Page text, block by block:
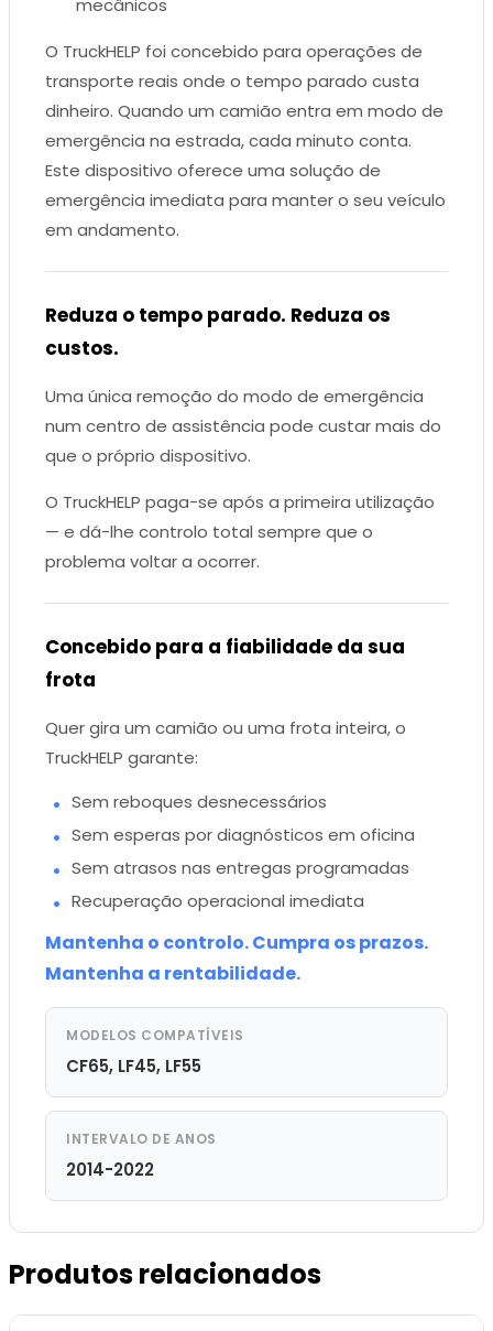
O TruckHELP foi concebido para operações de
transporte reais onde o tempo parado custa
dinheiro. Quando um camião entra em modo de
emergência na estrada, cada minuto conta.
Este dispositivo oferece uma solução de
emergência imediata para manter o seu veículo
em andamento.
Reduza o tempo parado. Reduza os
custos.
Uma única remoção do modo de emergência
num centro de assistência pode custar mais do
que o próprio dispositivo.
O TruckHELP paga-se após a primeira utilização
— e dá-lhe controlo total sempre que o
problema voltar a ocorrer.
Concebido para a fiabilidade da sua
frota
Quer gira um camião ou uma frota inteira, o
TruckHELP garante:
Sem reboques desnecessários
Sem esperas por diagnósticos em oficina
Sem atrasos nas entregas programadas
Recuperação operacional imediata
Mantenha o controlo. Cumpra os prazos.
Mantenha a rentabilidade.
MODELOS COMPATÍVEIS
CF65, LF45, LF55
INTERVALO DE ANOS
2014-2022
Produtos relacionados